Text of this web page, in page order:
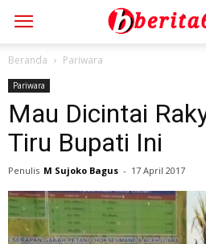
Beranda Pariwara
Pariwara
Mau Dicintai
Tiru Bupati Ini
Penulis M Sujoko Bagus - 17 April 2017